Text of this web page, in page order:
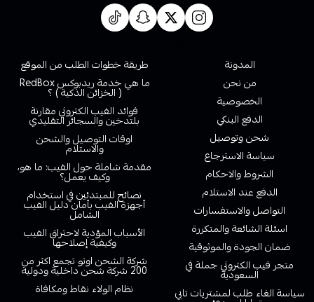
المدونة
من نحن
الخصوصية
الدفع البنكي
شحن وتوصيل
سياسة الاسترجاع
الشروط والاحكام
الدفع عند الاستلام
التواصل والاستفسارات
اسئلة الشائعة والمتكررة
ضمان الجودة والموثوقية
متجر فيب الكتروني جملة في
السعودية
سياسة الغاء طلب لمشتريات تابي
طريقة خطوات الطلب من الموقع
ما هي خدمة ريدبوكس RedBox
( الخزائن الذكية ) ؟
فوائد الفيب الكتروني مقارنة
بلتدخين والسجائر التقليدي
اوقات التوصيل والشحن
والاستلام
مقدمة شاملة حول الفيب: ما هو،
وكيف يعمل؟
نصائح للمبتدئين في استخدام
أجهزة الفيب بأمان دليل الفيب
الشامل
الأسباب المؤدية لاحتراق الفيب
وكيفية إصلاحها
شركة الشحن اوتو تجمع اكثر من
200 شركة شحن داخلية ودولية
نظام الولاء نقاط ومكافاة